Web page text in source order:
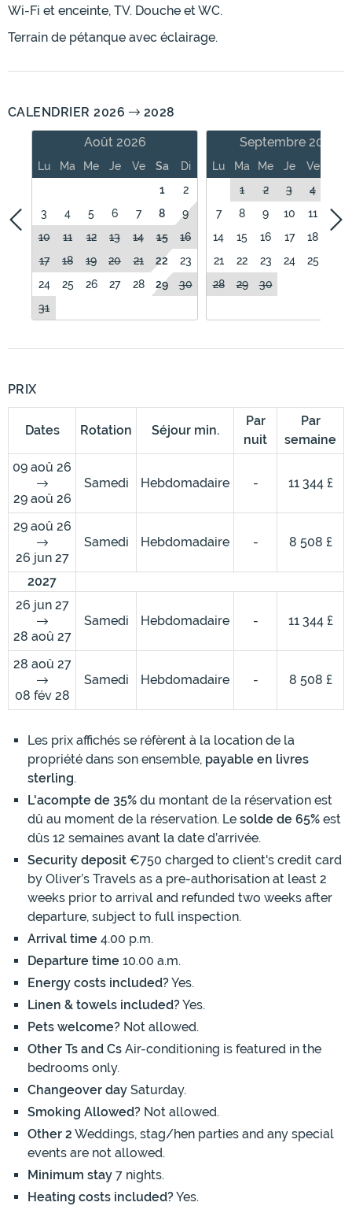
Wi-Fi et enceinte, TV. Douche et WC.
Terrain de pétanque avec éclairage.
CALENDRIER 2026
2028
Août 2026
Lu Ma Me Je Ve Sa
Di
1
2
3
4 5 6 7 8
9
10
11 12 13 14 15
16
17
18 19 20 21 22
23
24
25 26 27 28 29
30
31
Septembre 2026
Lu Ma Me Je Ve
1
2 3 4
7
8 9 10 11
12
14
15 16 17 18
21
22 23 24 25
28
29 30
PRIX
Dates Rotation Séjour min.
Par
nuit
Par
semaine
09 aoû 26
29 aoû 26
Samedi Hebdomadaire - 11 344 £
29 aoû 26
26 jun 27
Samedi Hebdomadaire - 8 508 £
2027
26 jun 27
28 aoû 27
Samedi Hebdomadaire - 11 344 £
28 aoû 27
08 fév 28
Samedi Hebdomadaire - 8 508 £
Les prix affichés se réfèrent à la location de la
propriété dans son ensemble, payable en livres
sterling.
L'acompte de 35% du montant de la réservation est
dû au moment de la réservation. Le solde de 65% est
dûs 12 semaines avant la date d’arrivée.
Security deposit €750 charged to client's credit card
by Oliver’s Travels as a pre-authorisation at least 2
weeks prior to arrival and refunded two weeks after
departure, subject to full inspection.
Arrival time 4.00 p.m.
Departure time 10.00 a.m.
Energy costs included?Yes.
Linen & towels included?Yes.
Pets welcome? Not allowed.
Other Ts and Cs Air-conditioning is featured in the
bedrooms only.
Changeover day Saturday.
Smoking Allowed? Not allowed.
Other 2 Weddings, stag/hen parties and any special
events are not allowed.
Minimum stay 7 nights.
Heating costs included?Yes.